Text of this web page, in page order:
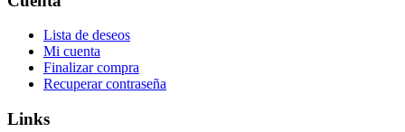
Lista de deseos
Mi cuenta
Finalizar compra
Recuperar contraseña
Links